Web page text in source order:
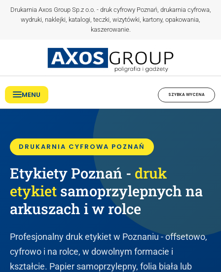
Drukarnia Axos Group Sp.z o.o. - druk cyfrowy Poznań, drukarnia cyfrowa,
wydruki, naklejki, katalogi, teczki, wizytówki, kartony, opakowania,
kaszerowanie.
MENU SZYBKA WYCENA
DRUKARNIA CYFROWA POZNAŃ
Etykiety Poznań - druk
etykiet samoprzylepnych na
arkuszach i w rolce
Profesjonalny druk etykiet w Poznaniu - offsetowo,
cyfrowo i na rolce, w dowolnym formacie i
kształcie. Papier samoprzylepny, folia biała lub